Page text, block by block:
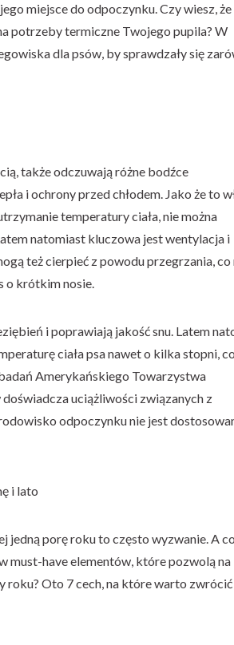
miejsce do odpoczynku. Czy wiesz, że
potrzeby termiczne Twojego pupila? W
dla psów, by sprawdzały się
także odczuwają różne bodźce
i ochrony przed chłodem. Jako że to
temperatury ciała, nie można
natomiast kluczowa jest wentylacja i
też cierpieć z powodu przegrzania, co
o krótkim nosie.
i poprawiają jakość snu. Latem
ciała psa nawet o kilka stopni, co
Amerykańskiego Towarzystwa
uciążliwości związanych z
odpoczynku nie jest
i lato
jedną porę roku to często wyzwanie. A
must-have elementów, które pozwolą na
roku? Oto 7 cech, na które warto zwrócić